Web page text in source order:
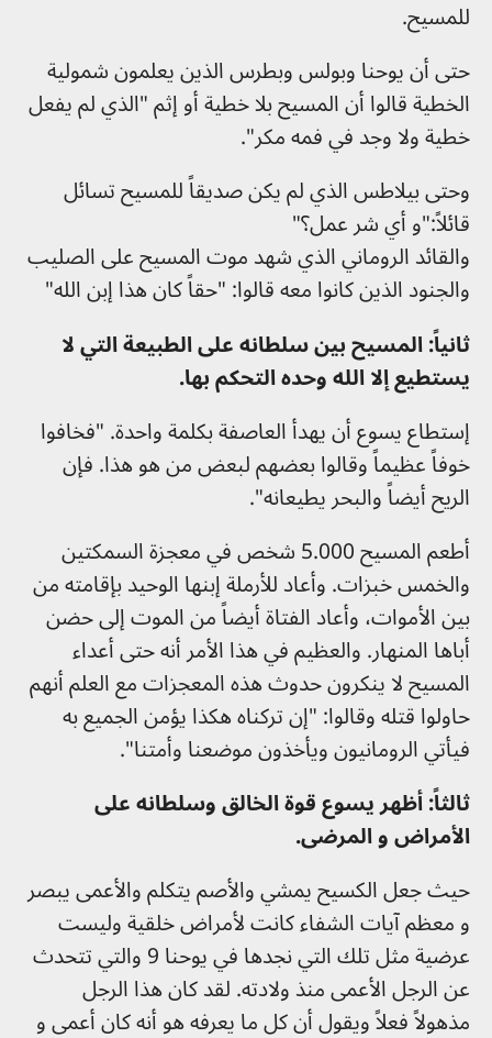
للمسيح.
حتى أن يوحنا وبولس وبطرس الذين يعلمون شمولية
الخطية قالوا أن المسيح بلا خطية أو إثم "الذي لم يفعل
خطية ولا وجد في فمه مكر".
وحتى بيلاطس الذي لم يكن صديقاً للمسيح تسائل
قائلاً:"و أي شر عمل؟"
والقائد الروماني الذي شهد موت المسيح على الصليب
والجنود الذين كانوا معه قالوا: "حقاً كان هذا إبن الله"
ثانياً: المسيح بين سلطانه على الطبيعة التي لا
يستطيع إلا الله وحده التحكم بها.
إستطاع يسوع أن يهدأ العاصفة بكلمة واحدة. "فخافوا
خوفاً عظيماً وقالوا بعضهم لبعض من هو هذا. فإن
الريح أيضاً والبحر يطيعانه".
أطعم المسيح 5.000 شخص في معجزة السمكتين
والخمس خبزات. وأعاد للأرملة إبنها الوحيد بإقامته من
بين الأموات، وأعاد الفتاة أيضاً من الموت إلى حضن
أباها المنهار. والعظيم في هذا الأمر أنه حتى أعداء
المسيح لا ينكرون حدوث هذه المعجزات مع العلم أنهم
حاولوا قتله وقالوا: "إن تركناه هكذا يؤمن الجميع به
فيأتي الرومانيون ويأخذون موضعنا وأمتنا".
ثالثاً: أظهر يسوع قوة الخالق وسلطانه على
الأمراض و المرضى.
حيث جعل الكسيح يمشي والأصم يتكلم والأعمى يبصر
و معظم آيات الشفاء كانت لأمراض خلقية وليست
عرضية مثل تلك التي نجدها في يوحنا 9 والتي تتحدث
عن الرجل الأعمى منذ ولادته. لقد كان هذا الرجل
مذهولاً فعلاً ويقول أن كل ما يعرفه هو أنه كان أعمى و